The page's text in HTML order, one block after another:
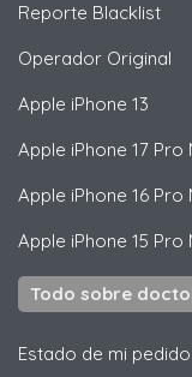
Reporte Blacklist
Operador Original
Apple iPhone 13
Apple iPhone 17 Pro
Apple iPhone 16 Pro
Apple iPhone 15 Pro
Todo sobre
Estado de mi pedido